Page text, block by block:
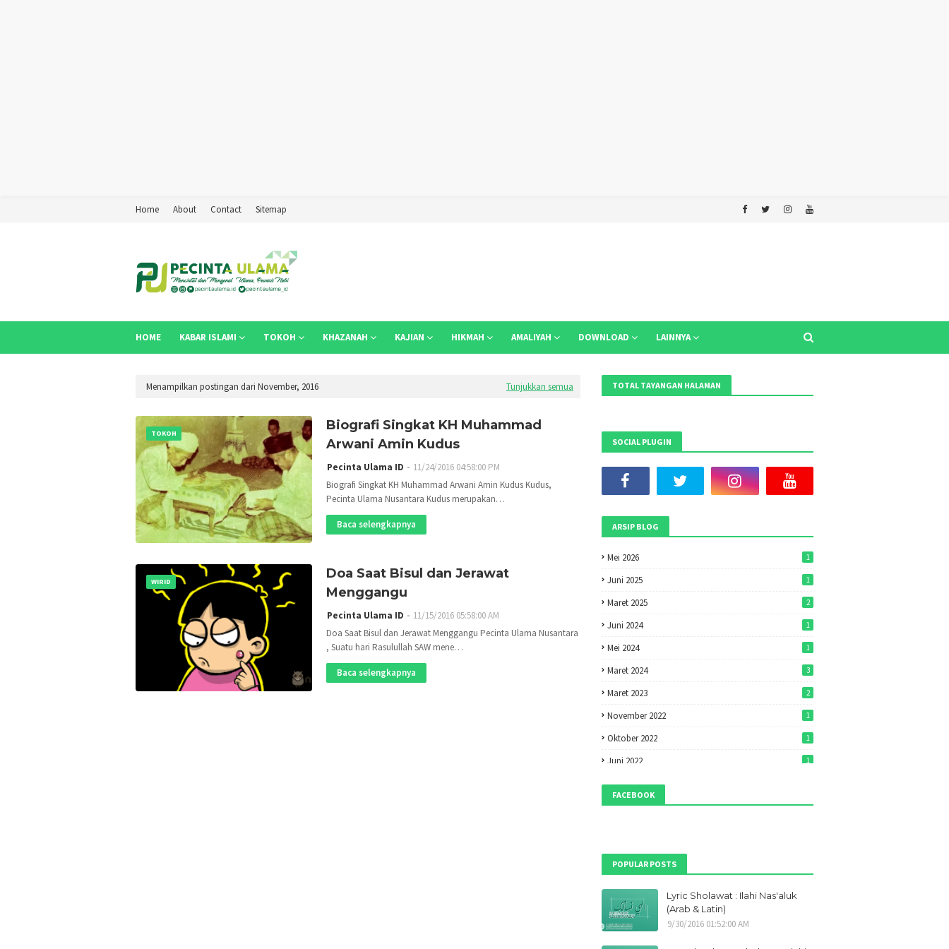
Home About Contact Sitemap
HOME KABAR ISLAMI TOKOH KHAZANAH KAJIAN HIKMAH AMALIYAH DOWNLOAD LAINNYA
Menampilkan postingan dari November, 2016 Tunjukkan semua
TOKOH
Biografi Singkat KH Muhammad
Arwani Amin Kudus
Pecinta Ulama ID
11/24/2016 04:58:00 PM
Biografi Singkat KH Muhammad Arwani Amin Kudus Kudus,
Pecinta Ulama Nusantara Kudus merupakan…
Baca selengkapnya
WIRID
Doa Saat Bisul dan Jerawat
Menggangu
Pecinta Ulama ID
11/15/2016 05:58:00 AM
Doa Saat Bisul dan Jerawat Menggangu Pecinta Ulama Nusantara
, Suatu hari Rasulullah SAW mene…
Baca selengkapnya
TOTAL TAYANGAN HALAMAN
SOCIAL PLUGIN
ARSIP BLOG
Mei 2026 1
Juni 2025 1
Maret 2025 2
Juni 2024 1
Mei 2024 1
Maret 2024 3
Maret 2023 2
November 2022 1
Oktober 2022 1
Juni 2022 1
Mei 2022
April 2022 7
Februari 2022
Desember 2021 1
Oktober 2021
September 2021
FACEBOOK
POPULAR POSTS
Lyric Sholawat : Ilahi Nas'aluk
(Arab & Latin)
9/30/2016 01:52:00 AM